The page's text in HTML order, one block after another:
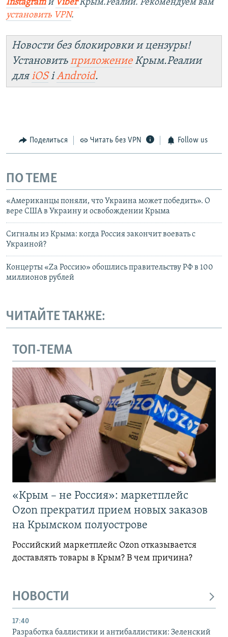
Instagram и ViberКрым.Реалии. Рекомендуем вам
установить VPN.
Новости без блокировки и цензуры!
УстановитьприложениеКрым.Реалии
дляiOSіAndroid.
Поделиться Читать без VPN Follow us
ПО ТЕМЕ
«Американцы поняли, что Украина может победить». О
вере США в Украину и освобождении Крыма
Сигналы из Крыма: когда Россия закончит воевать с
Украиной?
Концерты «Za Россию» обошлись правительству РФ в 100
миллионов рублей
ЧИТАЙТЕ ТАКЖЕ:
ТОП-ТЕМА
«Крым – не Россия»: маркетплейс
Ozon прекратил прием новых заказов
на Крымском полуострове
Российский маркетплейс Ozon отказывается
доставлять товары в Крым? В чем причина?
НОВОСТИ
17:40
Разработка баллистики и антибаллистики: Зеленский